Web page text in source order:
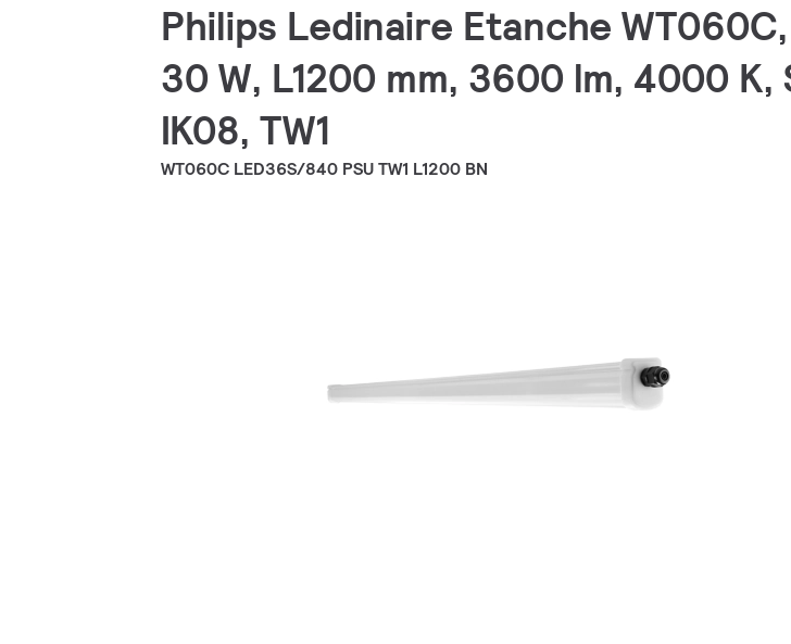
Philips Ledinaire Etanche
30 W, L1200 mm, 3600 lm, 4000
IK08, TW1
WT060C LED36S/840 PSU TW1 L1200 BN